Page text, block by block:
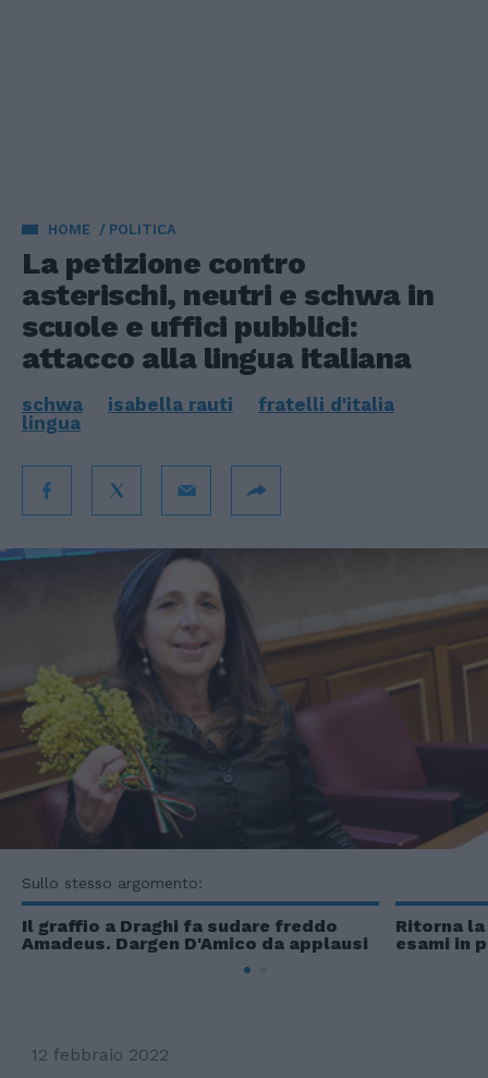
HOME POLITICA
La petizione contro
asterischi, neutri e schwa in
scuole e uffici pubblici:
attacco alla lingua italiana
schwa isabella rauti
fratelli d'italia
lingua
Sullo stesso argomento:
Il graffio a Draghi fa sudare freddo
Amadeus. Dargen D'Amico da applausi
Ritorna
esami in
12 febbraio 2022